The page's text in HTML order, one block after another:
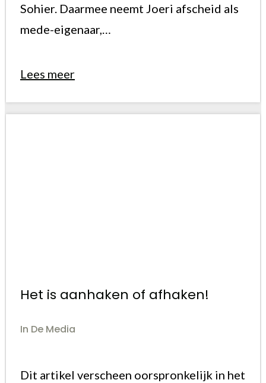
Sohier. Daarmee neemt Joeri afscheid als
mede-eigenaar,…
Lees meer
Het is aanhaken of afhaken!
In De Media
Dit artikel verscheen oorspronkelijk in het